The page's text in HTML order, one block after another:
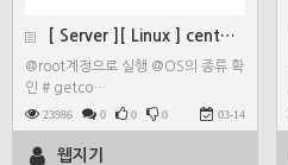
[ Server ][ Linux ] centos7 ja…
@root계정으로 실행 @OS의 종류 확
인 # getco…
23986 0 0 0 03-14
웹지기